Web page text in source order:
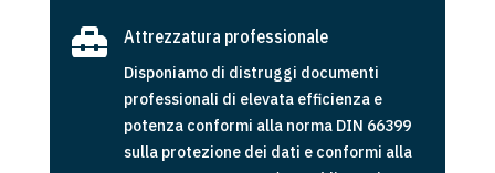
 Attrezzatura professionale
Disponiamo di distruggi documenti
professionali di elevata efficienza e
potenza conformi alla norma DIN 66399
sulla protezione dei dati e conformi alla